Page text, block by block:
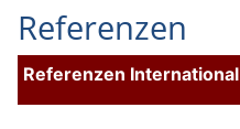
Referenzen
Referenzen International